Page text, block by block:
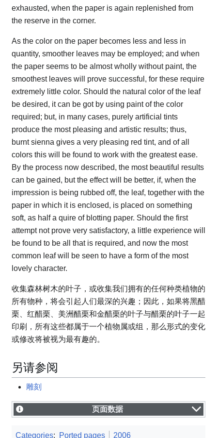
exhausted, when the paper is again replenished from
the reserve in the corner.
As the color on the paper becomes less and less in
quantity, smoother leaves may be employed; and when
the paper seems to be almost wholly without paint, the
smoothest leaves will prove successful, for these require
extremely little color. Should the natural color of the leaf
be desired, it can be got by using paint of the color
required; but, in many cases, purely artificial tints
produce the most pleasing and artistic results; thus,
burnt sienna gives a very pleasing red tint, and of all
colors this will be found to work with the greatest ease.
By the process now described, the most beautiful results
can be gained, but the effect will be better, if, when the
impression is being rubbed off, the leaf, together with the
paper in which it is enclosed, is placed on something
soft, as half a quire of blotting paper. Should the first
attempt not prove very satisfactory, a little experience will
be found to be all that is required, and now the most
common leaf will be seen to have a form of the most
lovely character.
收集森林树木的叶子，或收集我们拥有的任何种类植物的
所有物种，将会引起人们最深的兴趣；因此，如果将黑醋
栗、红醋栗、美洲醋栗和金醋栗的叶子与醋栗的叶子一起
印刷，所有这些都属于一个植物属或组，那么形式的变化
或修改将被视为最有趣的。
另请参阅
雕刻
页面数据
Categories: Ported pages 2006